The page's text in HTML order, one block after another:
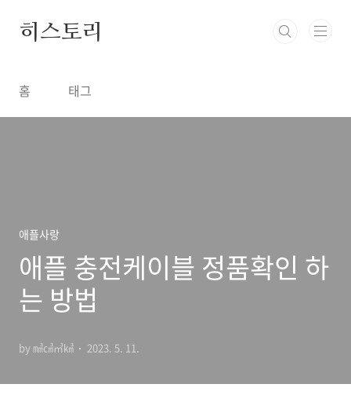
히스토리
홈 태그
애플사랑
애플 충전케이블 정품확인 하
는 방법
by ㎣㎤㎥㎦ 2023. 5. 11.